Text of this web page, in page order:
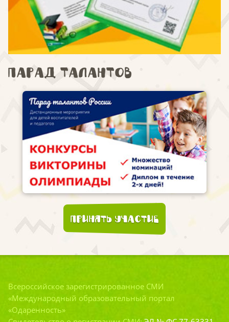
Парад талантов
Принять участие
Всероссийское зарегистрированное СМИ
«Международный образовательный портал
«Одаренность»